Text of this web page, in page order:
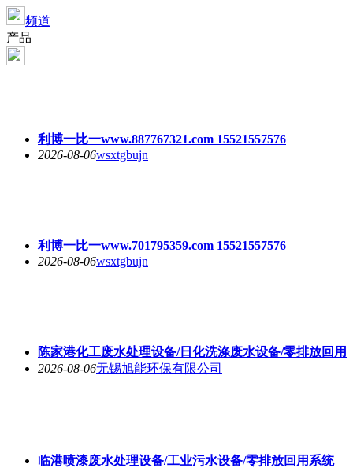
频道
产品
利博一比一www.887767321.com 15521557576
2026-08-06wsxtgbujn
利博一比一www.701795359.com 15521557576
2026-08-06wsxtgbujn
陈家港化工废水处理设备/日化洗涤废水设备/零排放回用
2026-08-06无锡旭能环保有限公司
临港喷漆废水处理设备/工业污水设备/零排放回用系统